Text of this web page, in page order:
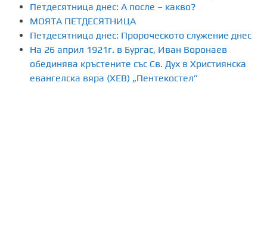
я
н
е
Петдесятница днес: А после – какво?
МОЯТА ПЕТДЕСЯТНИЦА
Петдесятница днес: Пророческото служение днес
На 26 април 1921г. в Бургас, Иван Воронаев
обединява кръстените със Св. Дух в Християнска
евангелска вяра (ХЕВ) „Пентекостел”